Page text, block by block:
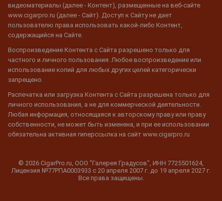
видеоматериалы (далее - Контент), размещенные на веб-сайте
www.cigarpro.ru (далее - Сайт). Доступ к Сайту не дает
пользователю права использовать какой-либо Контент,
содержащийся на Сайте.
Воспроизведение Контента с Сайта разрешено только для
частного и личного пользования. Любое воспроизведение или
использование копий для любых других целей категорически
запрещено.
Распечатка или загрузка Контента с Сайта разрешена только для
личного использования, а не для коммерческой деятельности.
Любая информация, относящаяся к авторскому праву или праву
собственности, не может быть изменена, и при ее использовании
обязательна активная гиперссылка на сайт www.cigarpro.ru
© 2026 CigarPro.ru, ООО "Галерея Градусов", ИНН 7725501624,
Лицензия №77РПА0003933 c 20 апреля 2007 г. до 19 апреля 2027 г.
Все права защищены.